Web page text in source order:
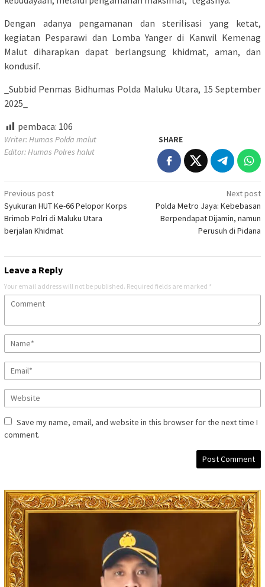
Dengan adanya pengamanan dan sterilisasi yang ketat,
kegiatan Pesparawi dan Lomba Yanger di Kanwil Kemenag
Malut diharapkan dapat berlangsung khidmat, aman, dan
kondusif.
_Subbid Penmas Bidhumas Polda Maluku Utara, 15 September
2025_
pembaca: 106
Writer: Humas Polda malut
Editor: Humas Polres halut
SHARE
Post
navigation
Previous post
Syukuran HUT Ke-66 Pelopor Korps
Brimob Polri di Maluku Utara
berjalan Khidmat
Next post
Polda Metro Jaya: Kebebasan
Berpendapat Dijamin, namun
Perusuh di Pidana
Leave a Reply
Your email address will not be published. Required fields are marked *
Save my name, email, and website in this browser for the next time I
comment.